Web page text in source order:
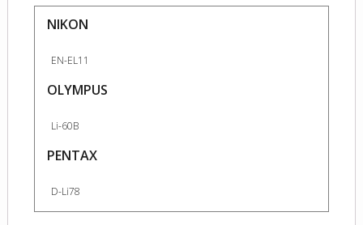
NIKON
EN-EL11
OLYMPUS
Li-60B
PENTAX
D-Li78